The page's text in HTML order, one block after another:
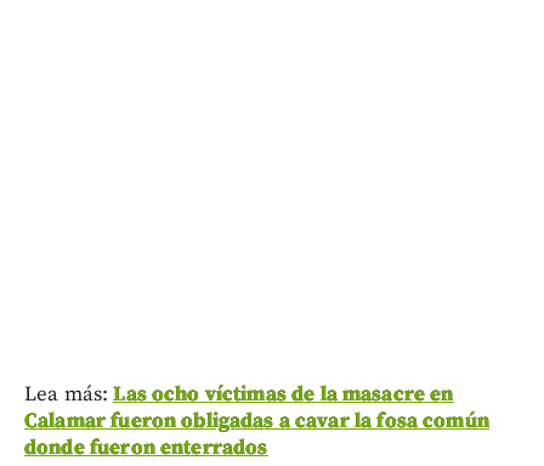
Lea más:Las ocho víctimas de la masacre en
Calamar fueron obligadas a cavar la fosa común
donde fueron enterrados